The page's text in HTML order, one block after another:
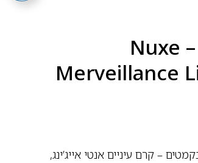
נוקס קרם עיניים למיצוק 15מל – Nuxe
Merveillance
– קרם עיניים אנטי אייג’ינג,